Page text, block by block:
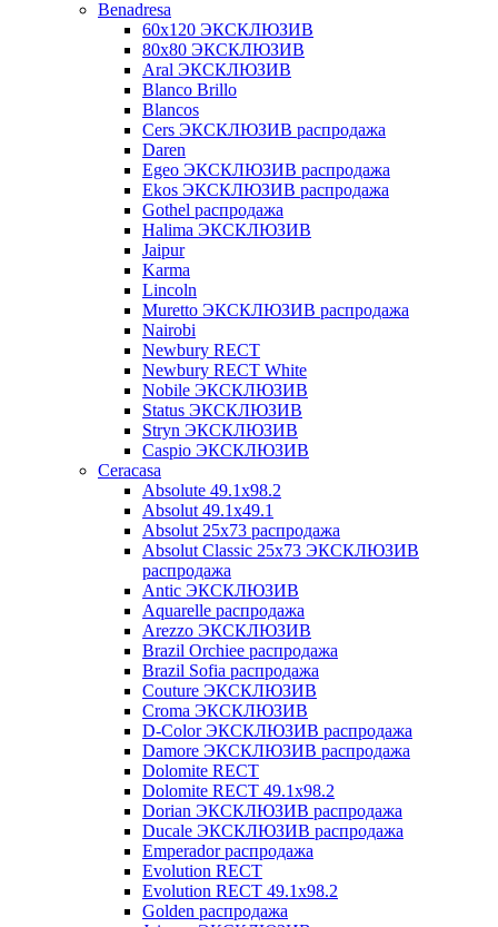
Benadresa
60х120 ЭКСКЛЮЗИВ
80х80 ЭКСКЛЮЗИВ
Aral ЭКСКЛЮЗИВ
Blanco Brillo
Blancos
Cers ЭКСКЛЮЗИВ распродажа
Daren
Egeo ЭКСКЛЮЗИВ распродажа
Ekos ЭКСКЛЮЗИВ распродажа
Gothel распродажа
Halima ЭКСКЛЮЗИВ
Jaipur
Karma
Lincoln
Muretto ЭКСКЛЮЗИВ распродажа
Nairobi
Newbury RECT
Newbury RECT White
Nobile ЭКСКЛЮЗИВ
Status ЭКСКЛЮЗИВ
Stryn ЭКСКЛЮЗИВ
Сaspio ЭКСКЛЮЗИВ
Ceracasa
Absolute 49.1x98.2
Absolut 49.1x49.1
Absolut 25x73 распродажа
Absolut Classic 25x73 ЭКСКЛЮЗИВ
распродажа
Antic ЭКСКЛЮЗИВ
Aquarelle распродажа
Arezzo ЭКСКЛЮЗИВ
Brazil Orchiee распродажа
Brazil Sofia распродажа
Couture ЭКСКЛЮЗИВ
Croma ЭКСКЛЮЗИВ
D-Color ЭКСКЛЮЗИВ распродажа
Damore ЭКСКЛЮЗИВ распродажа
Dolomite RECT
Dolomite RECT 49.1x98.2
Dorian ЭКСКЛЮЗИВ распродажа
Ducale ЭКСКЛЮЗИВ распродажа
Emperador распродажа
Evolution RECT
Evolution RECT 49.1x98.2
Golden распродажа